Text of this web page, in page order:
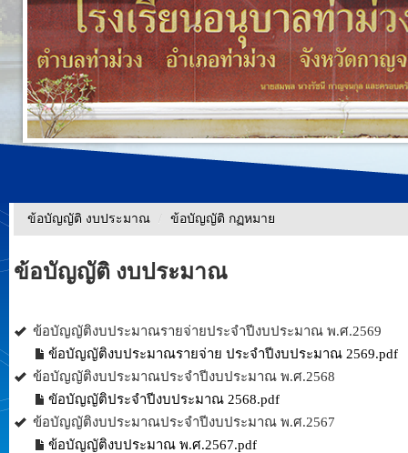
ข้อบัญญัติ งบประมาณ / ข้อบัญญัติ กฏหมาย
ข้อบัญญัติ งบประมาณ
ข้อบัญญัติงบประมาณรายจ่ายประจำปีงบประมาณ พ.ศ.2569
ข้อบัญญัติงบประมาณรายจ่าย ประจำปีงบประมาณ 2569.pdf
ข้อบัญญัติงบประมาณประจำปีงบประมาณ พ.ศ.2568
ขัอบัญญัติประจำปีงบประมาณ 2568.pdf
ข้อบัญญัติงบประมาณประจำปีงบประมาณ พ.ศ.2567
ข้อบัญญัติงบประมาณ พ.ศ.2567.pdf